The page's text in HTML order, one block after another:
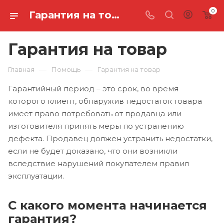
Гарантия на товар 0
Гарантия на товар
Главная — Помощь — Гарантия на товар
Гарантийный период – это срок, во время
которого клиент, обнаружив недостаток товара
имеет право потребовать от продавца или
изготовителя принять меры по устранению
дефекта. Продавец должен устранить недостатки,
если не будет доказано, что они возникли
вследствие нарушений покупателем правил
эксплуатации.
С какого момента начинается
гарантия?